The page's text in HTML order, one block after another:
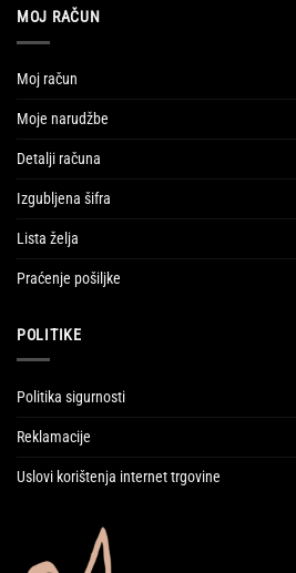
MOJ RAČUN
Moj račun
Moje narudžbe
Detalji računa
Izgubljena šifra
Lista želja
Praćenje pošiljke
POLITIKE
Politika sigurnosti
Reklamacije
Uslovi korištenja internet trgovine